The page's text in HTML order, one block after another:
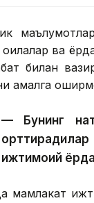
оилалар ва
билан
амалга
— Бунинг
ижтимоий
мамлакат